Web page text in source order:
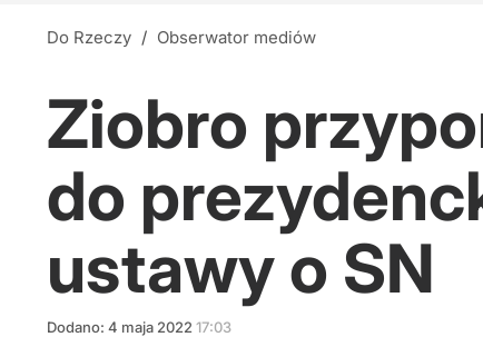
Do Rzeczy / Obserwator mediów
Ziobro
do
ustawy o SN
Dodano: 4 maja 2022 17:03